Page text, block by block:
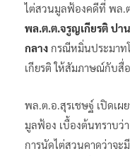
ไต่สวนมูลฟ้องคดีที่ พล.
พล.ต.ต.จรูญเกียรติ ปา
กลาง กรณีหมิ่นประมาท
เกียรติ ให้สัมภาษณ์กับ
พล.ต.อ.สุรเชษฐ์ เปิดเผ
มูลฟ้อง เบื้องต้นทราบว่
การนัดไต่สวนคาดว่าจะ